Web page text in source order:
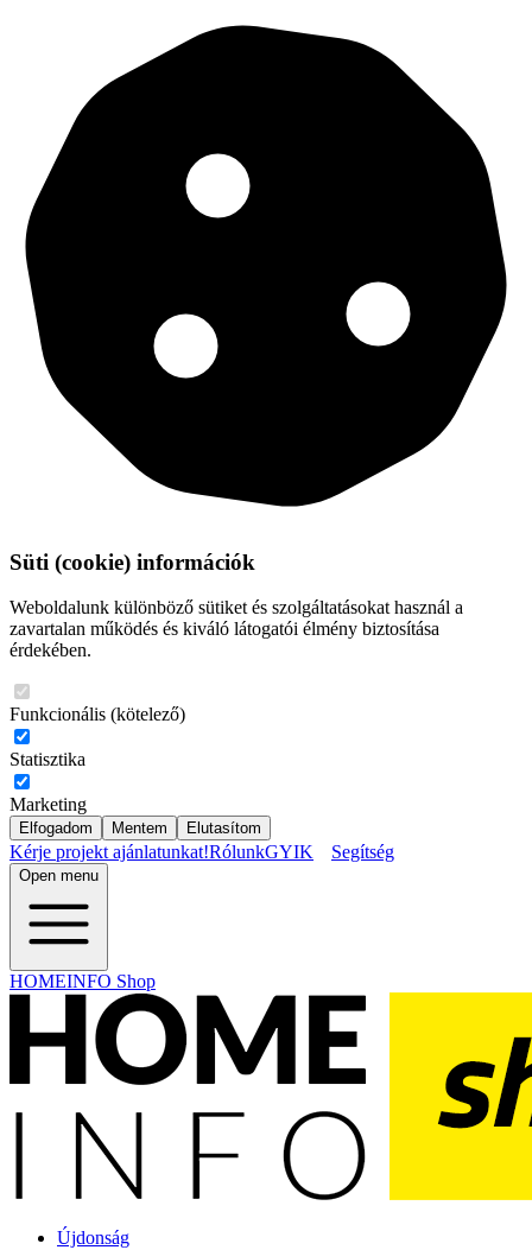
Süti (cookie) információk
Weboldalunk különböző sütiket és szolgáltatásokat használ a
zavartalan működés és kiváló látogatói élmény biztosítása
érdekében.
Funkcionális (kötelező)
Statisztika
Marketing
Elfogadom Mentem Elutasítom
Kérje projekt ajánlatunkat!RólunkGYIK Segítség
Open menu
HOMEINFO Shop
Újdonság